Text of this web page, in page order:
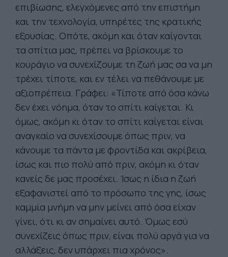
επιβίωσης, ελεγχόμενες από την επιστήμη
και την τεχνολογία, υπηρέτες της κρατικής
εξουσίας. Οπότε, ακόμη και όταν καίγονται
τα σπίτια μας, πρέπει να βρίσκουμε το
κουράγιο να συνεχίζουμε τη ζωή μας σα να μη
τρέχει τίποτε, και εν τέλει να πεθάνουμε με
αξιοπρέπεια. Γράφει: «Τίποτε από όσα κάνω
δεν έχει νόημα, όταν το σπίτι καίγεται. Κι
όμως, ακόμη κι όταν το σπίτι καίγεται είναι
αναγκαίο να συνεχίσουμε όπως πριν, να
κάνουμε τα πάντα με φροντίδα και ακρίβεια,
ίσως και πιο πολύ από πριν, ακόμη κι όταν
κανείς δε μας προσέχει. Ίσως η ίδια η ζωή
εξαφανιστεί από το πρόσωπο της γης, ίσως
καμμία μνήμη να μην μείνει από όσα είχαν
γίνει, ότι κι αν σημαίνει αυτό. Όμως εσύ
συνεχίζεις όπως πριν, είναι πολύ αργά για να
αλλάξεις, δεν υπάρχει πια χρόνος».